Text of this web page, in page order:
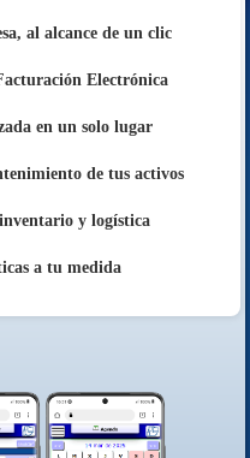
al alcance de un clic
Electrónica
en un solo lugar
de tus activos
y logística
a tu medida